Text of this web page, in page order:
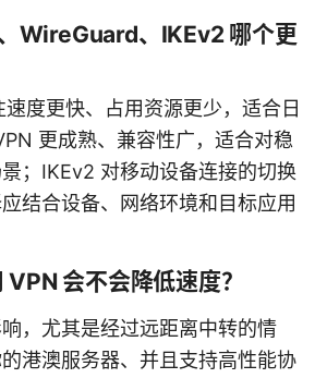
WireGuard、IKEv2 哪个更
度更快、占用资源更少，适合日
更成熟、兼容性广，适合对稳
；IKEv2 对移动设备连接的切换
结合设备、网络环境和目标应用
会不会降低速度？
，尤其是经过远距离中转的情
港澳服务器、并且支持高性能协